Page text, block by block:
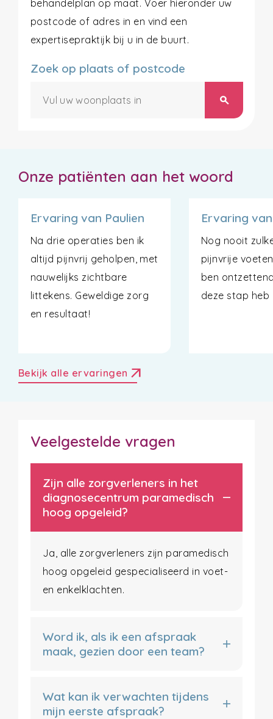
behandelplan op maat. Voer hieronder uw
postcode of adres in en vind een
expertisepraktijk bij u in de buurt.
Zoek op plaats of postcode
search
Onze patiënten aan het woord
Ervaring van Paulien
Na drie operaties ben ik
altijd pijnvrij geholpen, met
nauwelijks zichtbare
littekens. Geweldige zorg
en resultaat!
Ervaring
Nog nooit
pijnvrije
ben
deze stap heb
Bekijk alle ervaringen arrow_outward
Veelgestelde vragen
Zijn alle zorgverleners in het
diagnosecentrum paramedisch
hoog opgeleid?
Ja, alle zorgverleners zijn paramedisch
hoog opgeleid gespecialiseerd in voet-
en enkelklachten.
Word ik, als ik een afspraak
maak, gezien door een team?
Wat kan ik verwachten tijdens
mijn eerste afspraak?